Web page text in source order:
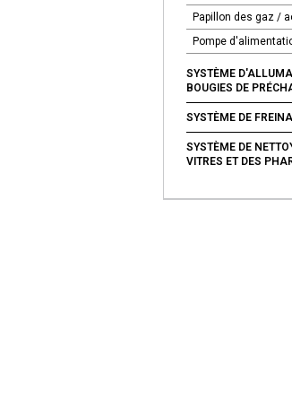
Papillon des gaz /
Pompe
SYSTÈME
BOUGIES DE
SYSTÈME DE
SYSTÈME DE
VITRES ET DES